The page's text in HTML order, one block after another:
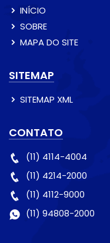
INÍCIO
SOBRE
MAPA DO SITE
SITEMAP
SITEMAP XML
CONTATO
(11) 4114-4004
(11) 4214-2000
(11) 4112-9000
(11) 94808-2000